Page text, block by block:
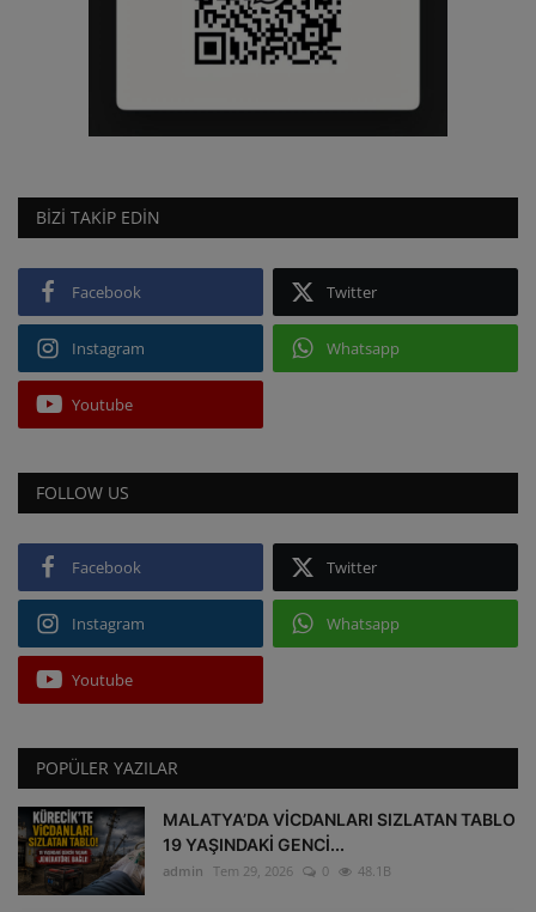
BIZI TAKIP EDIN
Facebook Twitter
Instagram Whatsapp
Youtube
FOLLOW US
Facebook Twitter
Instagram Whatsapp
Youtube
POPÜLER YAZILAR
MALATYA’DA VİCDANLARI SIZLATAN TABLO
19 YAŞINDAKİ GENCİ...
admin Tem 29, 2026 0 48.1B